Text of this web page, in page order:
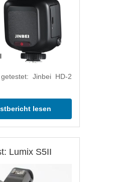
Jinbei HD-2
lesen
Lumix S5II